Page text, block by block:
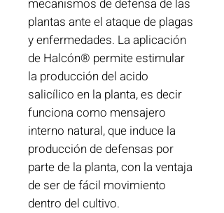
mecanismos de defensa de las
plantas ante el ataque de plagas
y enfermedades. La aplicación
de Halcón® permite estimular
la producción del acido
salicílico en la planta, es decir
funciona como mensajero
interno natural, que induce la
producción de defensas por
parte de la planta, con la ventaja
de ser de fácil movimiento
dentro del cultivo.